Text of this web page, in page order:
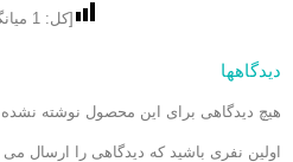
[کل: 1
دیدگاهها
هیچ دیدگاهی برای این محصول نوشته
اولین نفری باشید که دیدگاهی را ارسال می